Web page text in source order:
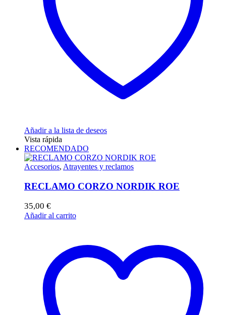
Añadir a la lista de deseos
Vista rápida
RECOMENDADO
Accesorios, Atrayentes y reclamos
RECLAMO CORZO NORDIK ROE
35,00 €
Añadir al carrito